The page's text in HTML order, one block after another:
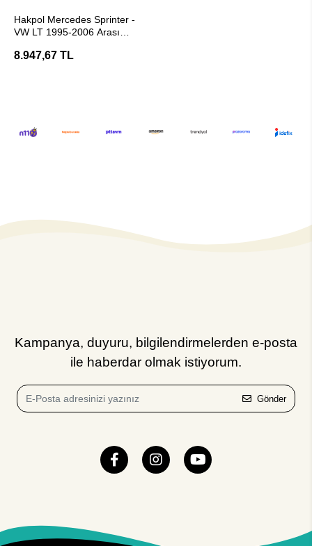
Hakpol Mercedes Sprinter -
VW LT 1995-2006 Arası
Belgeli
8.947,67 TL
Kampanya, duyuru, bilgilendirmelerden e-posta
ile haberdar olmak istiyorum.
Gönder